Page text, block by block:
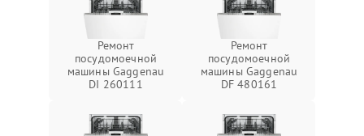
Ремонт
посудомоечной
машины Gaggenau
DI 260111
Ремонт
посудомоечной
машины Gaggenau
DF 480161